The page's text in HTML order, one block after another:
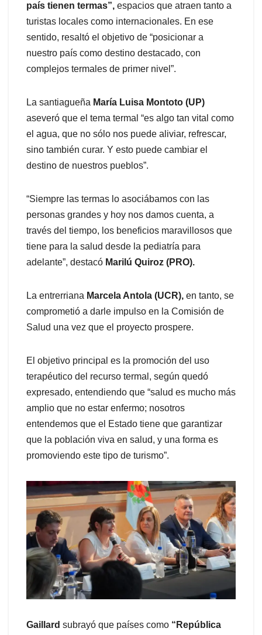
país tienen termas”, espacios que atraen tanto a
turistas locales como internacionales. En ese
sentido, resaltó el objetivo de “posicionar a
nuestro país como destino destacado, con
complejos termales de primer nivel”.
La santiagueña María Luisa Montoto (UP)
aseveró que el tema termal “es algo tan vital como
el agua, que no sólo nos puede aliviar, refrescar,
sino también curar. Y esto puede cambiar el
destino de nuestros pueblos”.
“Siempre las termas lo asociábamos con las
personas grandes y hoy nos damos cuenta, a
través del tiempo, los beneficios maravillosos que
tiene para la salud desde la pediatría para
adelante”, destacó Marilú Quiroz (PRO).
La entrerriana Marcela Antola (UCR), en tanto, se
comprometió a darle impulso en la Comisión de
Salud una vez que el proyecto prospere.
El objetivo principal es la promoción del uso
terapéutico del recurso termal, según quedó
expresado, entendiendo que “salud es mucho más
amplio que no estar enfermo; nosotros
entendemos que el Estado tiene que garantizar
que la población viva en salud, y una forma es
promoviendo este tipo de turismo”.
Gaillard subrayó que países como “República